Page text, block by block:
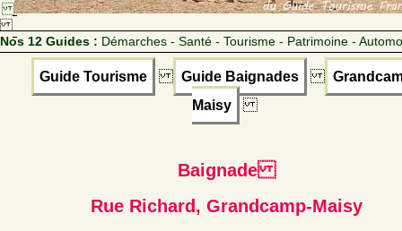
Nos 12 Guides : Démarches - Santé - Tourisme - Patrimoine -
Guide Tourisme Guide Baignades
Maisy
Baignade
Rue Richard, Grandcamp-Maisy